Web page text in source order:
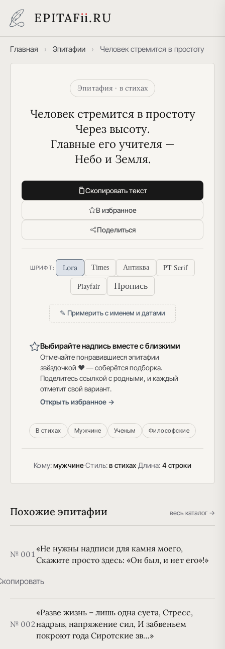
EPITAFii.RU
Главная › Эпитафии › Человек стремится в простоту
Эпитафия · в стихах
Человек стремится в простоту
Через высоту.
Главные его учителя —
Небо и Земля.
Скопировать текст
В избранное
Поделиться
ШРИФТ: Lora Times Антиква
PT Serif
Playfair
Пропись
✎ Примерить с именем и датами
Выбирайте надпись вместе с близкими
Отмечайте понравившиеся эпитафии
звёздочкой ♥ — соберётся подборка.
Поделитесь ссылкой с родными, и каждый
отметит свой вариант.
Открыть избранное →
В стихах Мужчине Ученым Философские
Кому:мужчине·Стиль:в стихах·Длина: 4 строки
Похожие эпитафии весь каталог →
№ 001
«Не нужны надписи для камня моего,
Скажите просто здесь: «Он был, и нет его»!»
№ 002
«Разве жизнь – лишь одна суета, Стресс,
надрыв, напряжение сил, И забвеньем
покроют года Сиротские зв…»